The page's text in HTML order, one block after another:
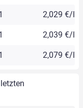
2,029 €/l
2,039 €/l
2,079 €/l